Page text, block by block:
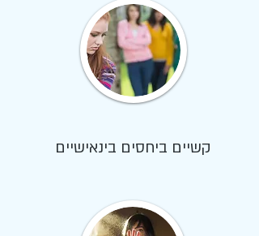
קשיים ביחסים בינאישיים